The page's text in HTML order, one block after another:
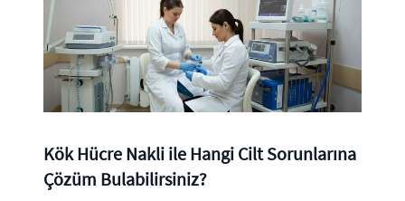
Kök Hücre Nakli ile Hangi Cilt Sorunlarına
Çözüm Bulabilirsiniz?